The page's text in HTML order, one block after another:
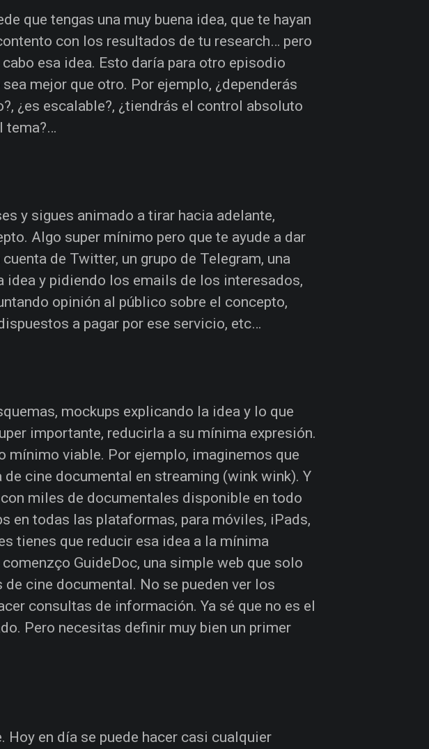
que tengas una muy buena idea, que te hayan
con los resultados de tu research… pero
esa idea. Esto daría para otro episodio
mejor que otro. Por ejemplo, ¿dependerás
¿es escalable?, ¿tiendrás el control absoluto
tema?…
y sigues animado a tirar hacia adelante,
Algo super mínimo pero que te ayude a dar
de Twitter, un grupo de Telegram, una
idea y pidiendo los emails de los interesados,
opinión al público sobre el concepto,
a pagar por ese servicio, etc…
mockups explicando la idea y lo que
importante, reducirla a su mínima expresión.
mínimo viable. Por ejemplo, imaginemos que
cine documental en streaming (wink wink). Y
miles de documentales disponible en todo
en todas las plataformas, para móviles, iPads,
tienes que reducir esa idea a la mínima
GuideDoc, una simple web que solo
cine documental. No se pueden ver los
consultas de información. Ya sé que no es el
Pero necesitas definir muy bien un primer
en día se puede hacer casi cualquier